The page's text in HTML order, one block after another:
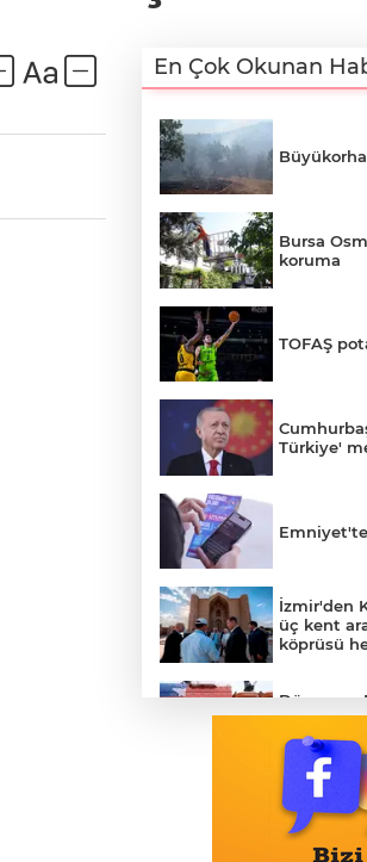
En Çok Okunan
Bursa
koruma
TOFAŞ
Türkiye'
İzmir'den
üç kent
köprüsü
Dünyanın
Buluşturan
Başladı
ISG’nin
Kurtaran